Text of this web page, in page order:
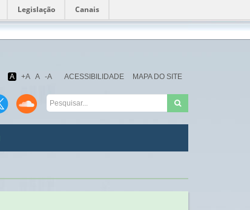
Legislação Canais
Fundação
Oswaldo
A +A A -A ACESSIBILIDADE MAPA DO SITE